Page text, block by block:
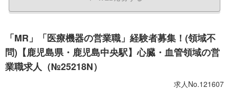
「MR」「医療機器の営業職」経験者募集！(領域不
問)【鹿児島県・鹿児島中央駅】心臓・血管領域の営
業職求人（№25218N）
求人No.121607